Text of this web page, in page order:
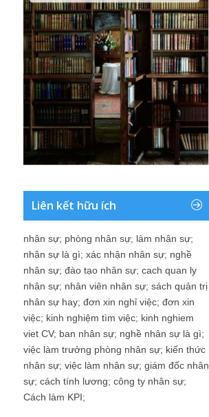
Liên kết hữu ích
nhân sự; phòng nhân sự; làm nhân sự;
nhân sự là gì; xác nhận nhân sự; nghề
nhân sự; đào tạo nhân sự; cach quan ly
nhân sự; nhân viên nhân sự; sách quản trị
nhân sự hay; đơn xin nghỉ việc; đơn xin
việc; kinh nghiệm tìm việc; kinh nghiem
viet CV; ban nhân sự; nghề nhân sự là gì;
việc làm trưởng phòng nhân sự; kiến thức
nhân sự; việc làm nhân sự; giám đốc nhân
sự; cách tính lương; công ty nhân sự;
Cách làm KPI;